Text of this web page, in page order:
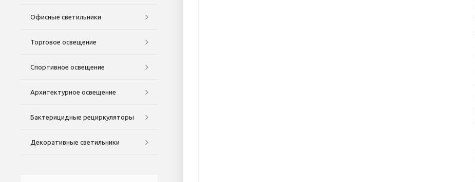
Офисные светильники
Торговое освещение
Спортивное освещение
Архитектурное освещение
Бактерицидные рециркуляторы
Декоративные светильники